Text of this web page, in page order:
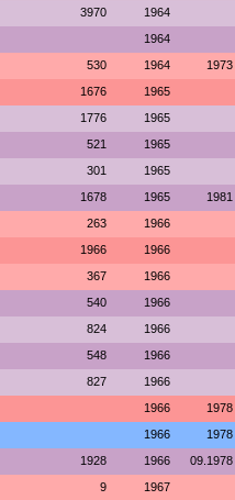
3970 1964
1964
530 1964 1973
1676 1965
1776 1965
521 1965
301 1965
1678 1965 1981
263 1966
1966 1966
367 1966
540 1966
824 1966
548 1966
827 1966
1966 1978
1966 1978
1928 1966 09.1978
9 1967